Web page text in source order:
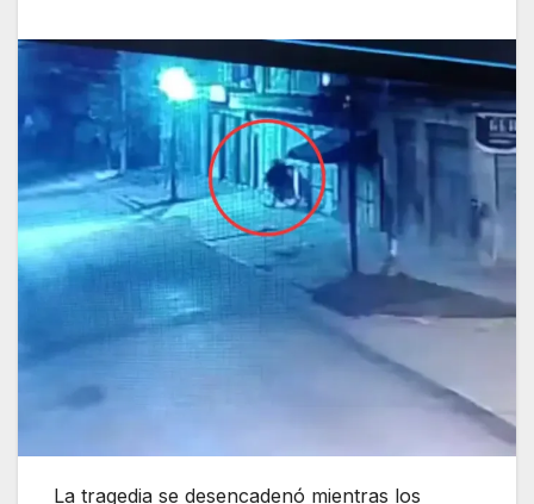
La tragedia se desencadenó mientras los